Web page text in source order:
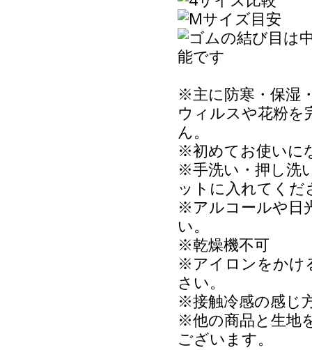
※主に防寒・保湿
ウィルスや花粉
ん。
※初めてお使いに
※手洗い・押し洗
ットに入れてくだ
※アルコールや日
い。
※乾燥機不可
※アイロンをかけ
さい。
※接触冷感の感じ
※他の商品と生地
ございます。